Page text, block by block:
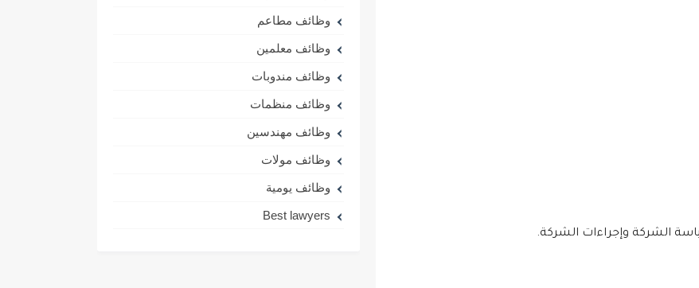
الشركة وإجراءات الشركة.
وظائف مطاعم
وظائف معلمين
وظائف مندوبات
وظائف منظمات
وظائف مهندسين
وظائف مولات
وظائف يومية
Best lawyers